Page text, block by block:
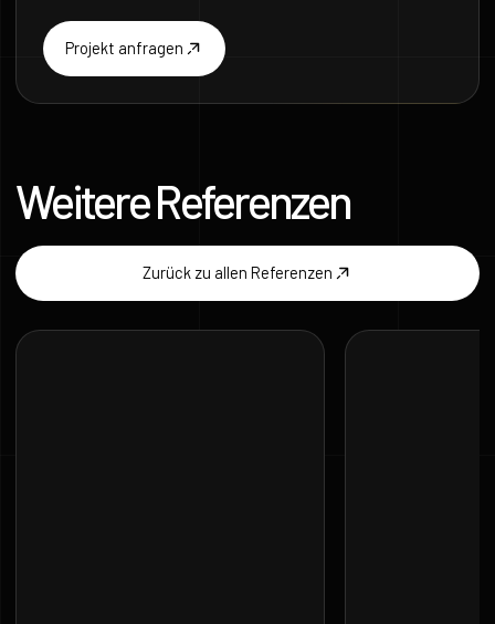
Projekt anfragen
Weitere Referenzen
Zurück zu allen Referenzen